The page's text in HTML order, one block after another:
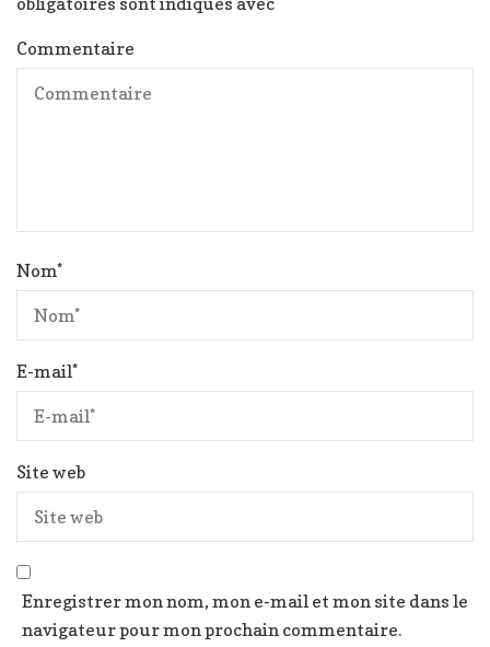
Commentaire
Nom*
E-mail*
Site web
Enregistrer mon nom, mon e-mail et mon site dans le
navigateur pour mon prochain commentaire.